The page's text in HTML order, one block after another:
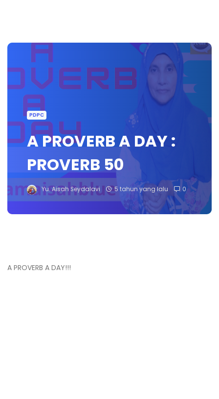
PDPC
A PROVERB A DAY :
PROVERB 50
Yu. Aisah Seydalavi 5 tahun yang lalu 0
A PROVERB A DAY!!!